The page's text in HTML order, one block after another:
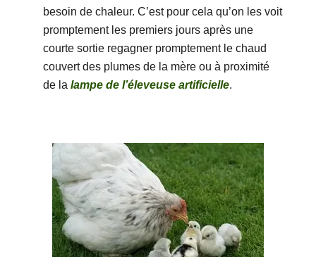
besoin de chaleur. C’est pour cela qu’on les voit
promptement les premiers jours après une
courte sortie regagner promptement le chaud
couvert des plumes de la mère ou à proximité
de la lampe de l’éleveuse artificielle.